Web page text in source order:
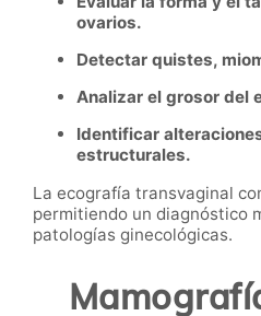
ovarios.
Detectar quistes,
Analizar el grosor del
Identificar
estructurales.
La ecografía transvaginal
permitiendo un diagnóstico
patologías ginecológicas.